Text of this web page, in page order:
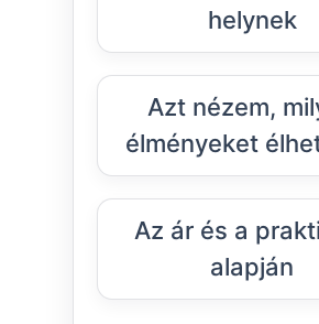
helynek
Azt nézem,
élményeket
Az ár és a
alapján